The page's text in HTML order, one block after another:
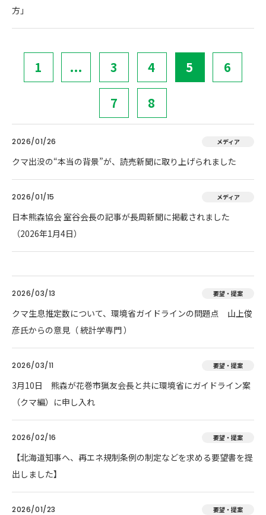
方」
1 ... 3 4 5 6
7 8
2026/01/26 メディア
クマ出没の“本当の背景”が、読売新聞に取り上げられました
2026/01/15 メディア
日本熊森協会 室谷会長の記事が長周新聞に掲載されました
（2026年1月4日）
2026/03/13 要望・提案
クマ生息推定数について、環境省ガイドラインの問題点 山上俊
彦氏からの意見（ 統計学専門 ）
2026/03/11 要望・提案
3月10日 熊森が花巻市猟友会長と共に環境省にガイドライン案
（クマ編）に申し入れ
2026/02/16 要望・提案
【北海道知事へ、再エネ規制条例の制定などを求める要望書を提
出しました】
2026/01/23 要望・提案